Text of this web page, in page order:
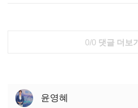
0/0 댓글 더보기
윤영혜